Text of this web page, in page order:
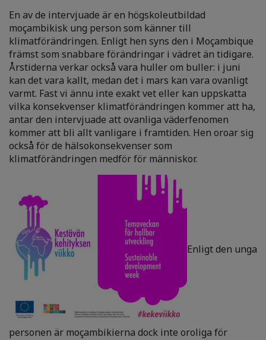
En av de intervjuade är en högskoleutbildad
moçambikisk ung person som känner till
klimatförändringen. Enligt hen syns den i Moçambique
främst som snabbare förändringar i vädret än tidigare.
Årstiderna verkar också vara huller om buller: i juni
kan det vara kallt, medan det i mars kan vara ovanligt
varmt. Fast vi ännu inte exakt vet eller kan uppskatta
vilka konsekvenser klimatförändringen kommer att ha,
antar den intervjuade att ovanliga väderfenomen
kommer att bli allt vanligare i framtiden. Hen oroar sig
också för de hälsokonsekvenser som
klimatförändringen medför för människor.
Enligt den unga
personen är moçambikierna dock inte oroliga för